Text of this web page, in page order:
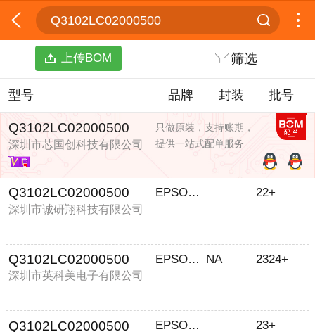
Q3102LC02000500
上传BOM 筛选
型号 品牌 封装 批号
Q3102LC02000500
深圳市芯国创科技有限公司
只做原装，支持账期，
提供一站式配单服务
Q3102LC02000500
深圳市诚研翔科技有限公司
EPSON/爱普生 22+
Q3102LC02000500
深圳市英科美电子有限公司
EPSON/爱普生 NA 2324+
Q3102LC02000500 EPSON/爱普生 23+